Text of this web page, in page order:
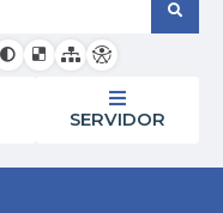
SERVIDOR